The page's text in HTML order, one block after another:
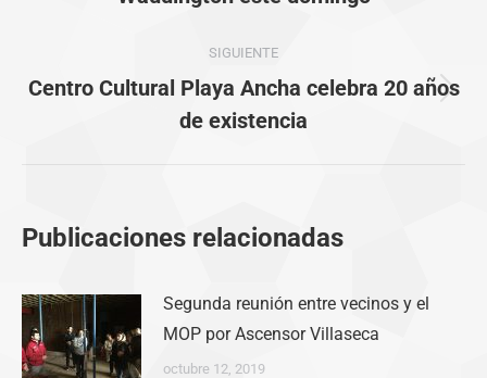
anterior:
SIGUIENTE
Publicación
siguiente:
Centro Cultural Playa Ancha celebra 20 años
de existencia
Publicaciones relacionadas
Segunda reunión entre vecinos y el
MOP por Ascensor Villaseca
octubre 12, 2019